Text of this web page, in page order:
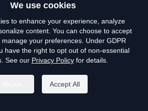
Privacy Policy
Terms of Use
Not Sell My Personal Info
We use cookies
to enhance your experience, analyze
content. You can choose to accept
your preferences. Under GDPR
have the right to opt out of non-essential
See our Privacy Policyfor details.
Accept All